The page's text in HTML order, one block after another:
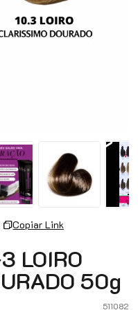
Copiar Link
LOIRO
50g
511082